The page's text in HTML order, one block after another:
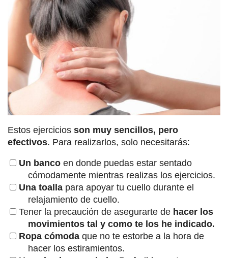
Estos ejercicios son muy sencillos, pero
efectivos. Para realizarlos, solo necesitarás:
Un banco en donde puedas estar sentado
cómodamente mientras realizas los ejercicios.
Una toalla para apoyar tu cuello durante el
relajamiento de cuello.
Tener la precaución de asegurarte de hacer los
movimientos tal y como te los he indicado.
Ropa cómoda que no te estorbe a la hora de
hacer los estiramientos.